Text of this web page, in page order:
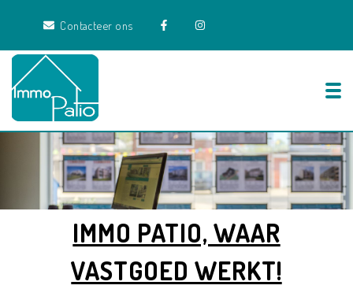
Contacteer ons
IMMO PATIO, WAAR
VASTGOED WERKT!